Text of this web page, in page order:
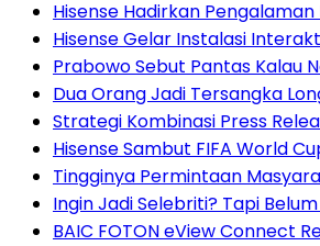
Hisense Hadirkan
Hisense Gelar Instalasi
Prabowo Sebut Pantas Kalau
Dua Orang Jadi Tersangka
Strategi Kombinasi Press
Hisense Sambut FIFA World
Tingginya Permintaan
Ingin Jadi Selebriti? Tapi
BAIC FOTON eView Connect